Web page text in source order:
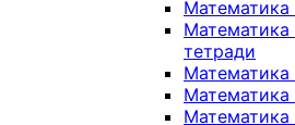
Математика
Математика
тетради
Математика
Математика